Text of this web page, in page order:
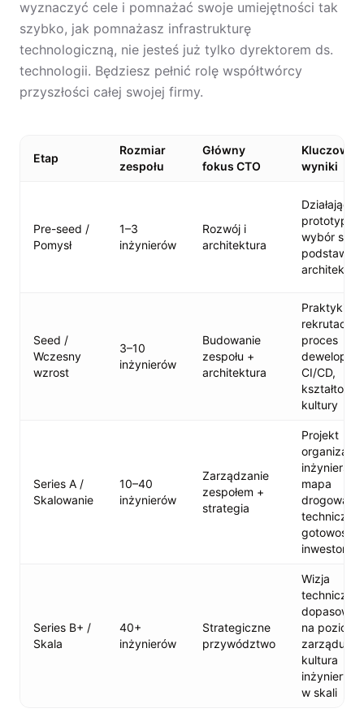
wyznaczyć cele i pomnażać swoje umiejętności tak
szybko, jak pomnażasz infrastrukturę
technologiczną, nie jesteś już tylko dyrektorem ds.
technologii. Będziesz pełnić rolę współtwórcy
przyszłości całej swojej firmy.
Etap
Rozmiar
zespołu
Główny
fokus CTO
Kluczowe
wyniki
Pre-seed /
Pomysł
1–3
inżynierów
Rozwój i
architektura
Działający
prototyp,
wybór
Seed /
Wczesny
wzrost
3–10
inżynierów
Budowanie
zespołu +
architektura
Praktyki
proces
CI/CD,
kultury
Series A /
Skalowanie
10–40
inżynierów
Zarządzanie
zespołem +
strategia
Projekt
organizacji
mapa
drogowa
techniczna,
gotowość
inwestorów
Series B+ /
Skala
40+
inżynierów
Strategiczne
przywództwo
Wizja
techniczna,
na
zarządu,
kultura
inżynieryjna
w skali